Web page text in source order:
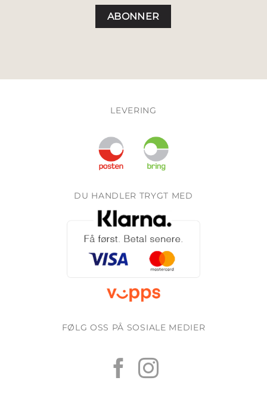
LEVERING
DU HANDLER TRYGT MED
FØLG OSS PÅ SOSIALE MEDIER